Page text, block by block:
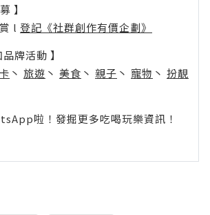
】
l 登記《社群創作有價企劃》
牌活動 】
丶 旅遊 丶 美食 丶 親子 丶 寵物 丶 扮靚
啦！發掘更多吃喝玩樂資訊！